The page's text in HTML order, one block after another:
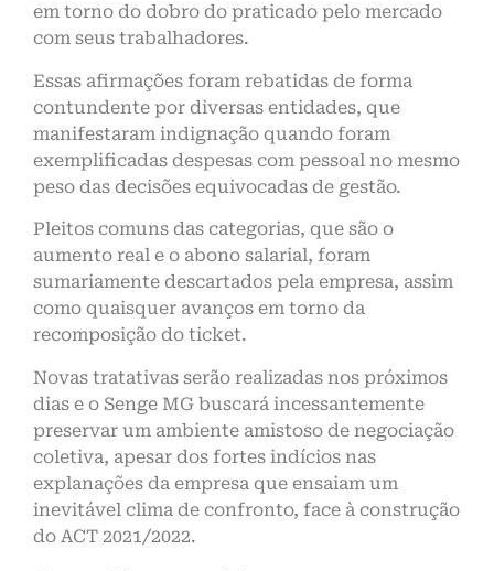
em torno do dobro do praticado pelo mercado
com seus trabalhadores.
Essas afirmações foram rebatidas de forma
contundente por diversas entidades, que
manifestaram indignação quando foram
exemplificadas despesas com pessoal no mesmo
peso das decisões equivocadas de gestão.
Pleitos comuns das categorias, que são o
aumento real e o abono salarial, foram
sumariamente descartados pela empresa, assim
como quaisquer avanços em torno da
recomposição do ticket.
Novas tratativas serão realizadas nos próximos
dias e o Senge MG buscará incessantemente
preservar um ambiente amistoso de negociação
coletiva, apesar dos fortes indícios nas
explanações da empresa que ensaiam um
inevitável clima de confronto, face à construção
do ACT 2021/2022.